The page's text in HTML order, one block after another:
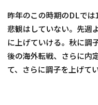
昨年のこの時期のDLでは
悲観はしていない。先週
に上げていける。秋に調
後の海外転戦、さらに内
て、さらに調子を上げてい